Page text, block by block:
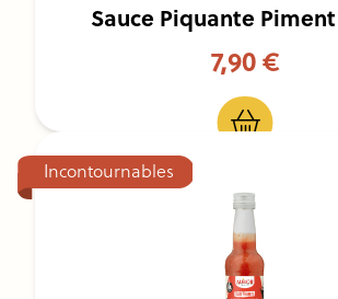
Sauce Piquante
7,90 €
Incontournables